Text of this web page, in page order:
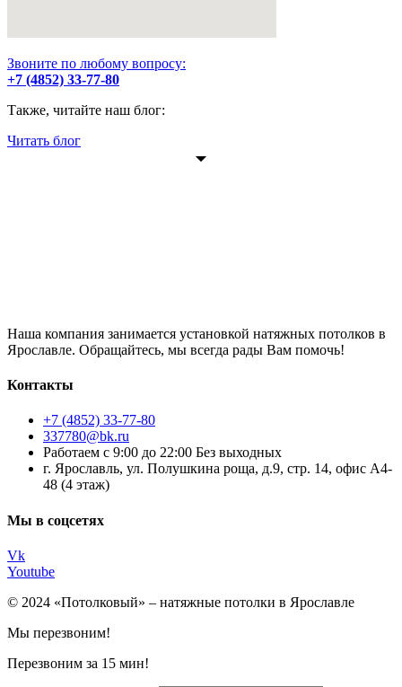
Звоните по любому вопросу:
+7 (4852) 33-77-80
Также, читайте наш блог:
Читать блог
Наша компания занимается установкой натяжных потолков в
Ярославле. Обращайтесь, мы всегда рады Вам помочь!
Контакты
+7 (4852) 33-77-80
337780@bk.ru
Работаем с 9:00 до 22:00 Без выходных
г. Ярославль, ул. Полушкина роща, д.9, стр. 14, офис А4-
48 (4 этаж)
Мы в соцсетях
Vk
Youtube
© 2024 «Потолковый» – натяжные потолки в Ярославле
Мы перезвоним!
Перезвоним за 15 мин!